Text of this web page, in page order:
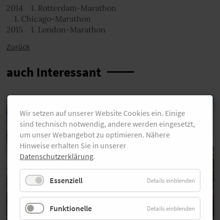
2014 1. Rotterdam-Marathon
1. Chicago-Marathon
2015 1. London-Marathon
Zurück
auch Interessant
Wir setzen auf unserer Website Cookies ein. Einige
sind technisch notwendig, andere werden eingesetzt,
um unser Webangebot zu optimieren. Nähere
Hinweise erhalten Sie in unserer
Datenschutzerklärung.
Essenziell Details einblenden
Funktionelle Details einblenden